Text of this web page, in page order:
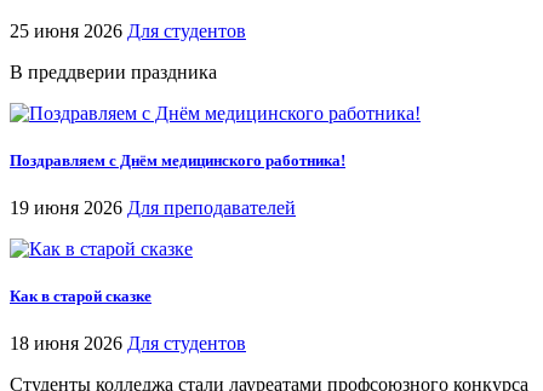
25 июня 2026 Для студентов
В преддверии праздника
Поздравляем с Днём медицинского работника!
19 июня 2026 Для преподавателей
Как в старой сказке
18 июня 2026 Для студентов
Студенты колледжа стали лауреатами профсоюзного конкурса